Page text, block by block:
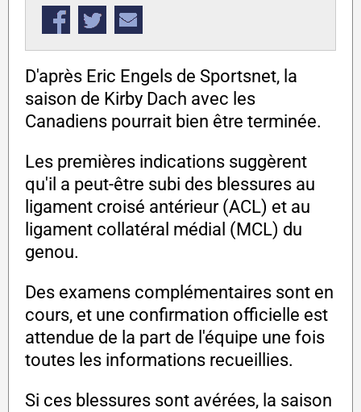
D'après Eric Engels de Sportsnet, la
saison de Kirby Dach avec les
Canadiens pourrait bien être terminée.
Les premières indications suggèrent
qu'il a peut-être subi des blessures au
ligament croisé antérieur (ACL) et au
ligament collatéral médial (MCL) du
genou.
Des examens complémentaires sont en
cours, et une confirmation officielle est
attendue de la part de l'équipe une fois
toutes les informations recueillies.
Si ces blessures sont avérées, la saison